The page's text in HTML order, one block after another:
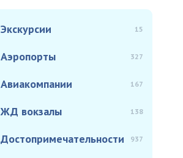
Экскурсии 15
Аэропорты 327
Авиакомпании 167
ЖД вокзалы 138
Достопримечательности 937